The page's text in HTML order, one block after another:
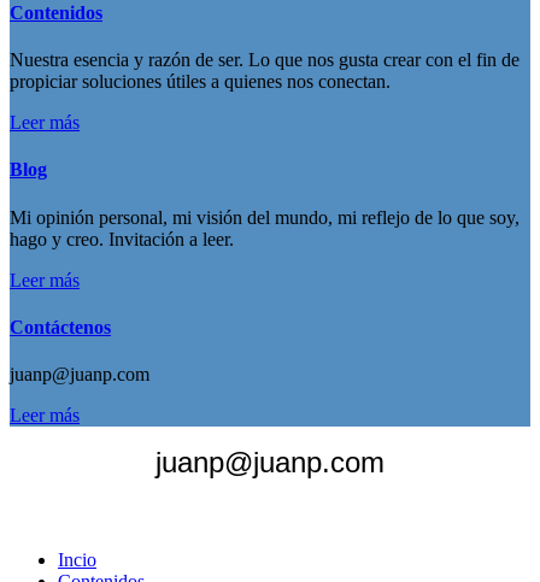
Contenidos
Nuestra esencia y razón de ser. Lo que nos gusta crear con el fin de
propiciar soluciones útiles a quienes nos conectan.
Leer más
Blog
Mi opinión personal, mi visión del mundo, mi reflejo de lo que soy,
hago y creo. Invitación a leer.
Leer más
Contáctenos
juanp@juanp.com
Leer más
juanp@juanp.com
Incio